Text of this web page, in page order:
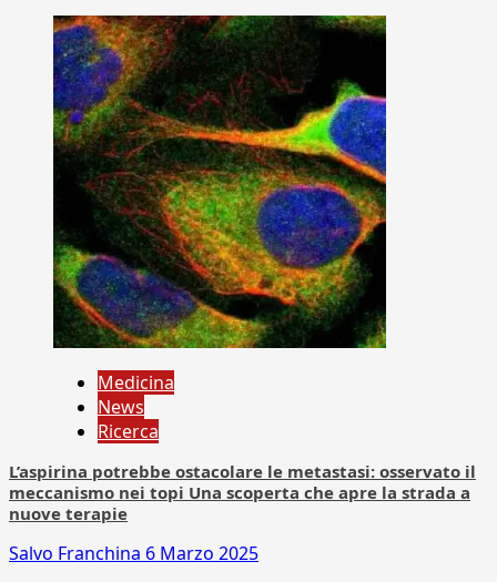
Medicina
News
Ricerca
L’aspirina potrebbe ostacolare le metastasi: osservato il
meccanismo nei topi Una scoperta che apre la strada a
nuove terapie
Salvo Franchina 6 Marzo 2025